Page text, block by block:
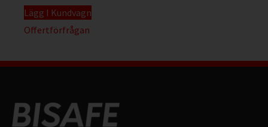
Lägg I Kundvagn
Offertförfrågan